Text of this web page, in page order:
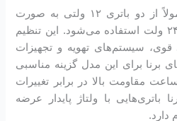
در اتوبوس‌های اسکانیا، معمولاً از دو باتری ۱۲ ولتی به صورت
سری برای رسیدن به ولتاژ ۲۴ ولت استفاده می‌شود. این تنظیم
سیستم‌های تهویه و تجهیزات
برنا برای این مدل گزینه مناسبی
تا ۲۲۰ آمپرساعت مقاومت بالا در برابر تغییرات
باتری‌هایی با ولتاژ پایدار عرضه
دارد.